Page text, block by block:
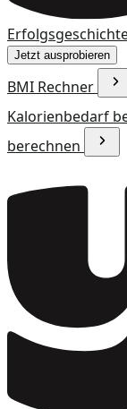
Jetzt ausprobieren
BMI Rechner
Kalorienbedarf
berechnen